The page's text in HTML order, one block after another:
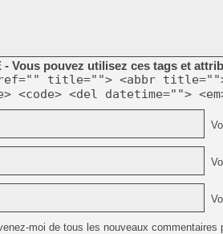
- Vous pouvez utilisez ces tags et
title=""> <abbr title="">
<code> <del datetime="">
moi de tous les nouveaux commentaires